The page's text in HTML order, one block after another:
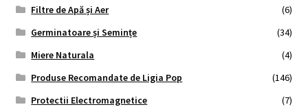
Filtre de Apă și Aer
(6)
Germinatoare și Semințe
(34)
Miere Naturala
(4)
Produse Recomandate de Ligia Pop
(146)
Protectii Electromagnetice
(7)